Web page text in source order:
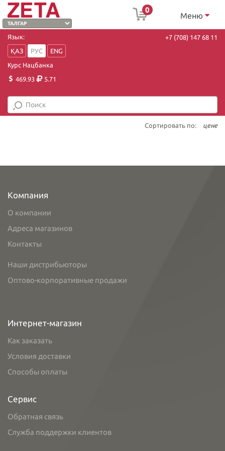
0
Меню
Язык:
ҚАЗ
РУС
ENG
Курс Нацбанка
469.93
5.71
+7 (708) 147 68 11
Сортировать по: цене
Компания
О компании
Адреса магазинов
Контакты
Наши дистрибьюторы
Оптово-корпоративные продажи
Интернет-магазин
Как заказать
Условия доставки
Способы оплаты
Сервис
Обратная связь
Служба поддержки клиентов